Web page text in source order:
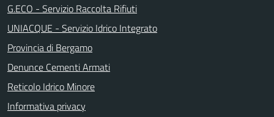
G.ECO - Servizio Raccolta Rifiuti
UNIACQUE - Servizio Idrico Integrato
Provincia di Bergamo
Denunce Cementi Armati
Reticolo Idrico Minore
Informativa privacy